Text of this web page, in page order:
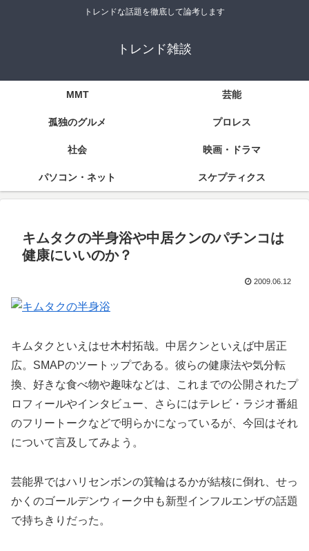
トレンドな話題を徹底して論考します
トレンド雑談
MMT 芸能
孤独のグルメ プロレス
社会 映画・ドラマ
パソコン・ネット スケプティクス
キムタクの半身浴や中居クンのパチンコは
健康にいいのか？
2009.06.12
キムタクといえはせ木村拓哉。中居クンといえば中居正
広。SMAPのツートップである。彼らの健康法や気分転
換、好きな食べ物や趣味などは、これまでの公開されたプ
ロフィールやインタビュー、さらにはテレビ・ラジオ番組
のフリートークなどで明らかになっているが、今回はそれ
について言及してみよう。
芸能界ではハリセンボンの箕輪はるかが結核に倒れ、せっ
かくのゴールデンウィーク中も新型インフルエンザの話題
で持ちきりだった。